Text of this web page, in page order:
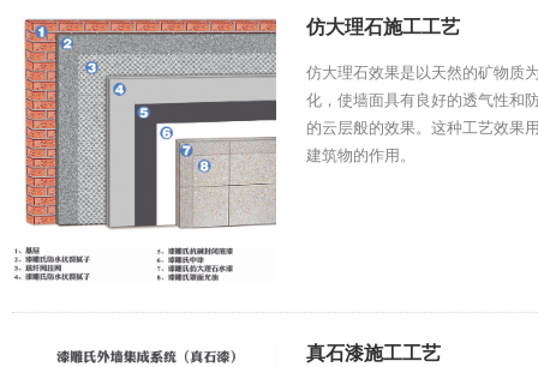
仿大理石施工工艺
仿大理石效果是以天然的矿物质
化，使墙面具有良好的透气性和
的云层般的效果。这种工艺效果
建筑物的作用。
真石漆施工工艺